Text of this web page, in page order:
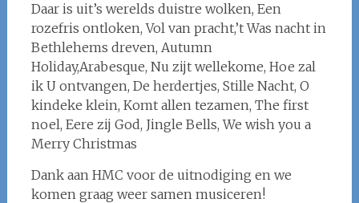
Daar is uit’s werelds duistre wolken, Een
rozefris ontloken, Vol van pracht,’t Was nacht in
Bethlehems dreven, Autumn
Holiday,Arabesque, Nu zijt wellekome, Hoe zal
ik U ontvangen, De herdertjes, Stille Nacht, O
kindeke klein, Komt allen tezamen, The first
noel, Eere zij God, Jingle Bells, We wish you a
Merry Christmas
Dank aan HMC voor de uitnodiging en we
komen graag weer samen musiceren!